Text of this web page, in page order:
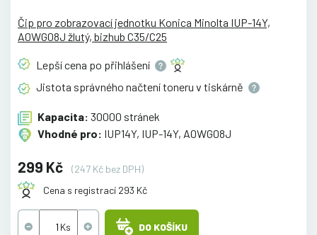
Čip pro zobrazovací jednotku Konica Minolta IUP-14Y,
A0WG08J žlutý, bizhub C35/C25
Lepší cena po přihlášení
Jistota správného načtení toneru v tiskárně
Kapacita: 30000 stránek
Vhodné pro: IUP14Y, IUP-14Y, A0WG08J
299 Kč
(247 Kč bez DPH)
Cena s registrací 293 Kč
DO KOŠÍKU